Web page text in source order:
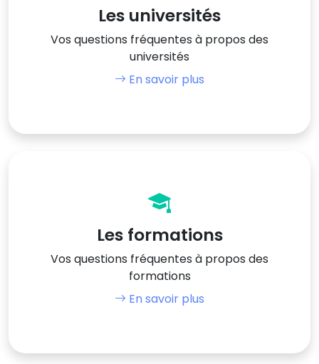
Les universités
Vos questions fréquentes à propos des
universités
En savoir plus
Les formations
Vos questions fréquentes à propos des
formations
En savoir plus